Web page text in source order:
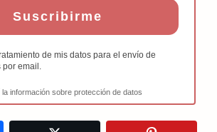
Suscribirme
de mis datos para el envío de
por email.
información sobre protección de datos